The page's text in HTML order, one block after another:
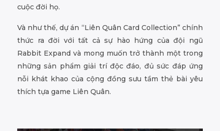
cuộc đời họ.
Và như thế, dự án “Liên Quân Card Collection” chính
thức ra đời với tất cả sự hào hứng của đội ngũ
Rabbit Expand và mong muốn trở thành một trong
những sản phẩm giải trí độc đáo, đủ sức đáp ứng
nỗi khát khao của cộng đồng sưu tầm thẻ bài yêu
thích tựa game Liên Quân.